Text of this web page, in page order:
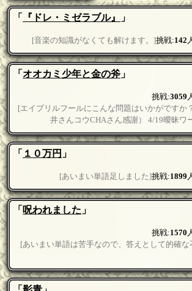
「 『ドレ・ミゼラブル』 」
挑戦:142
[音楽の知識がなくても解けます。]
「オオカミ少年と金の斧 」
挑戦:3059
[エイプリルフールにこんな問題はいかがですか
井さんコウCHAさん感謝） 4/19曖昧ワ
「 １０万円 」
挑戦:1899
[あいまい単語足しました]
「呪われました 」
挑戦:1570
[あいまい単語は苦手なので、答えとして的確